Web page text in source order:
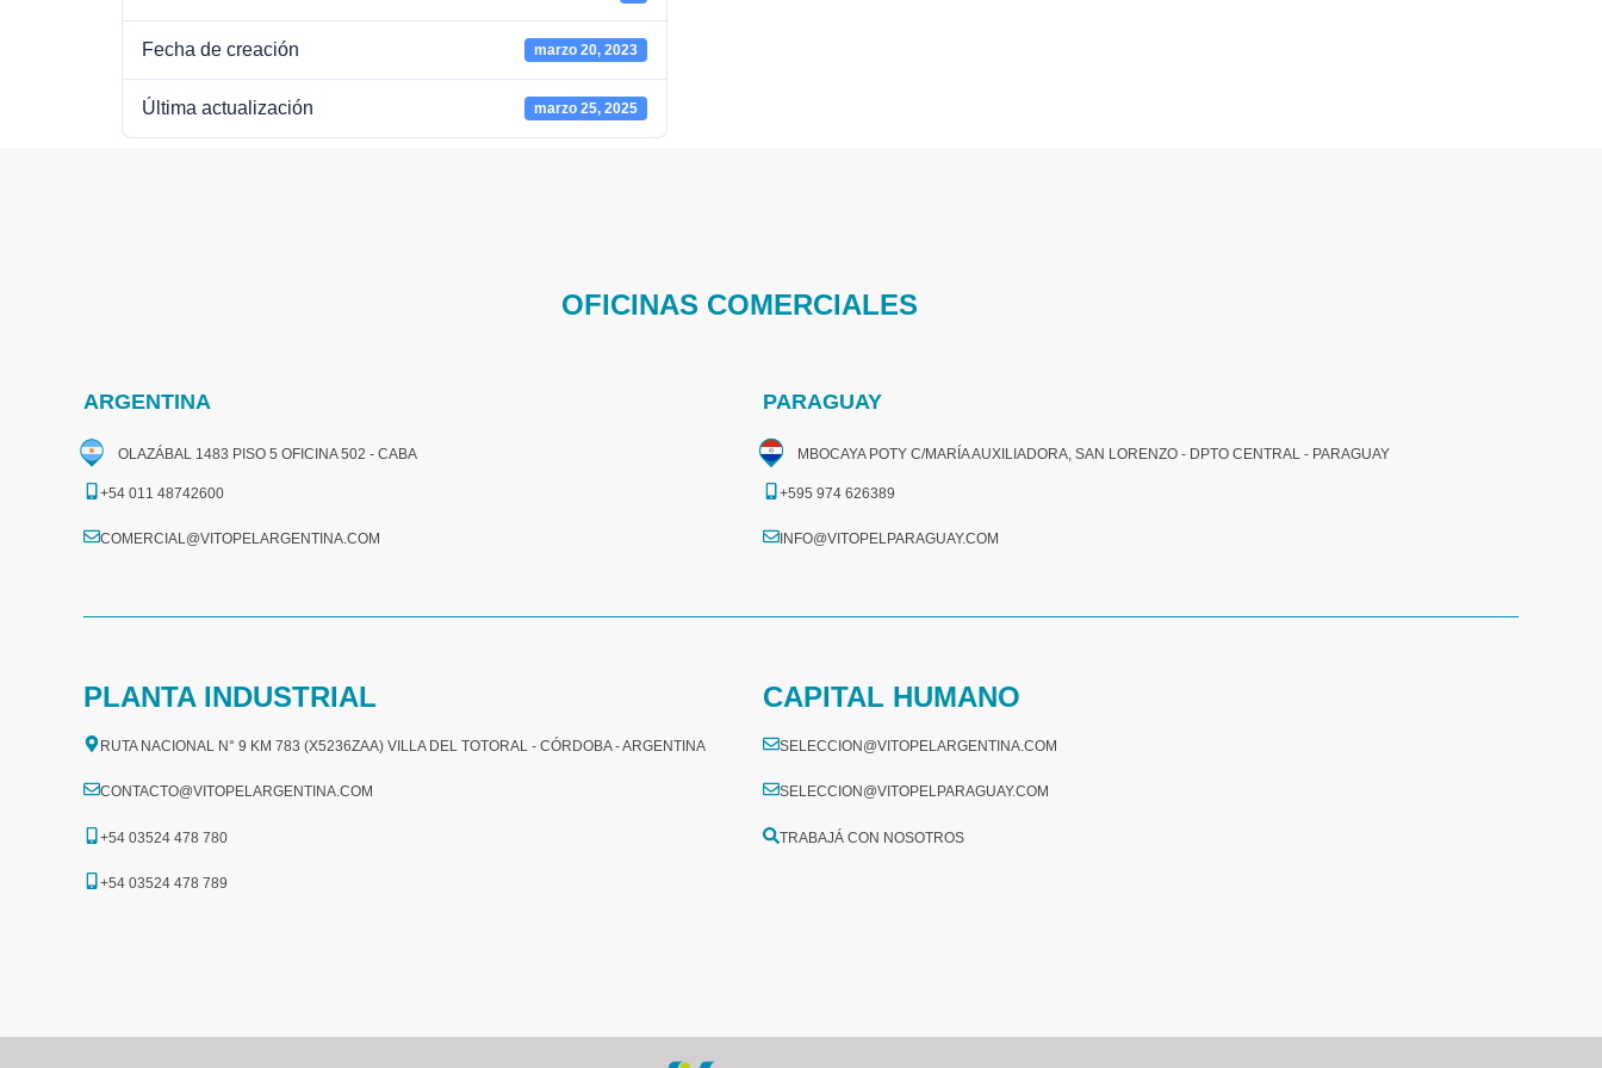
Fecha de creación marzo 20, 2023
Última actualización marzo 25, 2025
OFICINAS COMERCIALES
ARGENTINA
OLAZÁBAL 1483 PISO 5 OFICINA 502 - CABA
+54 011 48742600​
COMERCIAL@VITOPELARGENTINA.COM​
PARAGUAY
MBOCAYA POTY C/MARÍA AUXILIADORA, SAN LORENZO - DPTO CENTRAL - PARAGUAY
+595 974 626389
INFO@VITOPELPARAGUAY.COM
PLANTA INDUSTRIAL
RUTA NACIONAL N° 9 KM 783 (X5236ZAA) VILLA DEL TOTORAL - CÓRDOBA - ARGENTINA
CONTACTO@VITOPELARGENTINA.COM
+54 03524 478 780​
+54 03524 478 789​
CAPITAL HUMANO
SELECCION@VITOPELARGENTINA.COM
SELECCION@VITOPELPARAGUAY.COM
TRABAJÁ CON NOSOTROS